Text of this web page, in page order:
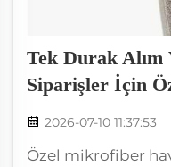
Tek Durak
Siparişler İçin
2026-07-10 11:37:53
Özel mikrofiber